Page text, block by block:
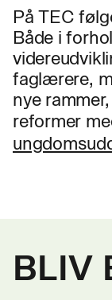
På TEC
Både i
faglærere,
nye
reformer
BLIV